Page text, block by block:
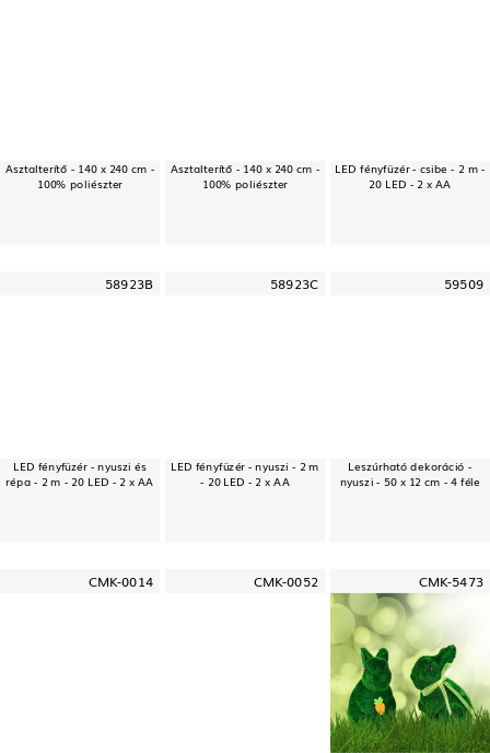
Asztalterítő - 140 x 240 cm -
100% poliészter
Asztalterítő - 140 x 240 cm -
100% poliészter
LED fényfüzér - csibe - 2 m -
20 LED - 2 x AA
58923B
LED fényfüzér - nyuszi és
répa - 2 m - 20 LED - 2 x AA
58923C
LED fényfüzér - nyuszi - 2 m
- 20 LED - 2 x AA
59509
Leszúrható dekoráció -
nyuszi - 50 x 12 cm - 4 féle
CMK-0014 CMK-0052 CMK-5473